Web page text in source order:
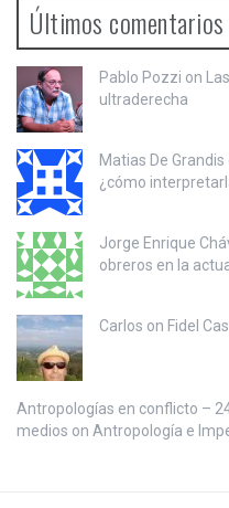
Últimos comentarios
Pablo Pozzi on
ultraderecha
Matias De Grandis
¿cómo
Jorge Enrique
obreros en la
Carlos on Fidel
Antropologías en conflicto –
medios on Antropología e